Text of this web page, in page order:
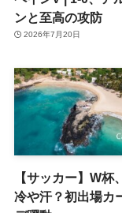
ンと至高の攻防
2026年7月20日
【サッカー】W杯
冷や汗？初出場カ